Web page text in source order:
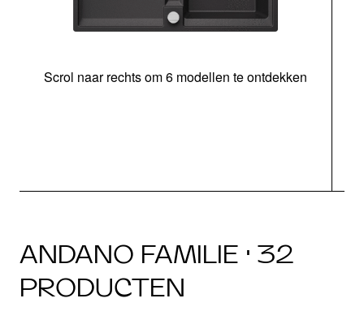
Scrol naar rechts om 6 modellen te ontdekken
ANDANO FAMILIE · 32
PRODUCTEN